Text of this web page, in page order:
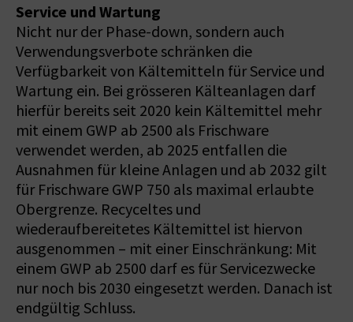
Service und Wartung
Nicht nur der Phase-down, sondern auch
Verwendungsverbote schränken die
Verfügbarkeit von Kältemitteln für Service und
Wartung ein. Bei grösseren Kälteanlagen darf
hierfür bereits seit 2020 kein Kältemittel mehr
mit einem GWP ab 2500 als Frischware
verwendet werden, ab 2025 entfallen die
Ausnahmen für kleine Anlagen und ab 2032 gilt
für Frischware GWP 750 als maximal erlaubte
Obergrenze. Recyceltes und
wiederaufbereitetes Kältemittel ist hiervon
ausgenommen – mit einer Einschränkung: Mit
einem GWP ab 2500 darf es für Servicezwecke
nur noch bis 2030 eingesetzt werden. Danach ist
endgültig Schluss.